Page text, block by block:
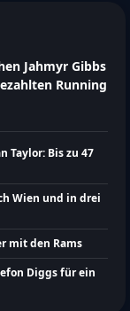
Jahmyr Gibbs
Running
Taylor: Bis zu 47
Wien und in drei
mit den Rams
Diggs für ein